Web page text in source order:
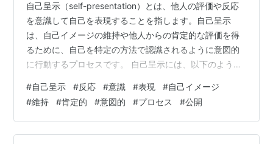
自己呈示（self-presentation）とは、他人の評価や反応
を意識して自己を表現することを指します。自己呈示
は、自己イメージの維持や他人からの肯定的な評価を得
るために、自己を特定の方法で認識されるように意図的
に行動するプロセスです。 自己呈示には、以下のような
自己呈示では、自己を他人に見せるために公開された行
動やパフォーマンスが関与します。人々は、外見、服
装、言動、スキルなど、自己イメージを形成するために
他人に対して特定の情報や信号を送ります。 印象管理:
#自己呈示 #反応 #意識 #表現 #自己イメージ
#維持 #肯定的 #意図的 #プロセス #公開